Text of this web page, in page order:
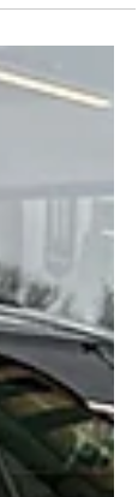
voorbeeld
en wanneer
groen